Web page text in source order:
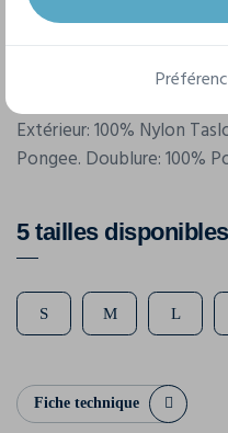
Référence
XR-6
Extérieur: 100% Nylon
Pongee. Doublure: 100%
5 tailles disponibles
S M L
Fiche technique